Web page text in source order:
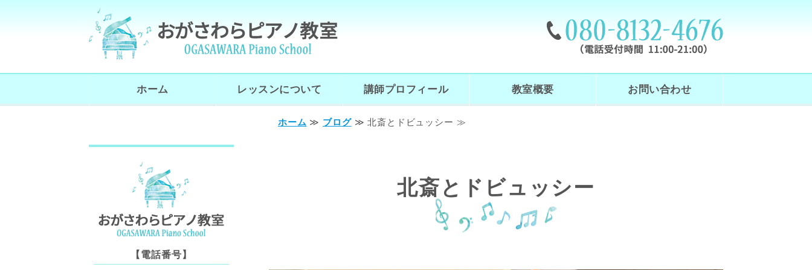
おがさわらピアノ教室｜東京都練馬区
ホーム レッスンについて 講師プロフィール 教室概要 お問い合わせ
ホーム ≫ ブログ≫ 北斎とドビュッシー ≫
北斎とドビュッシー
【電話番号】